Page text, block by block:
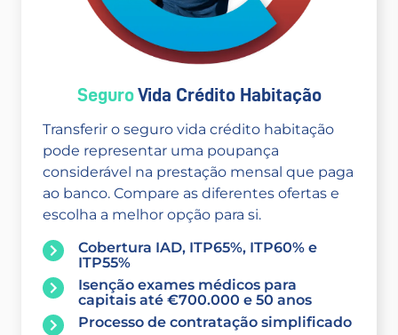
SeguroVida Crédito Habitação
Transferir o seguro vida crédito habitação
pode representar uma poupança
considerável na prestação mensal que paga
ao banco. Compare as diferentes ofertas e
escolha a melhor opção para si.
Cobertura IAD, ITP65%, ITP60% e
ITP55%
Isenção exames médicos para
capitais até €700.000 e 50 anos
Processo de contratação simplificado